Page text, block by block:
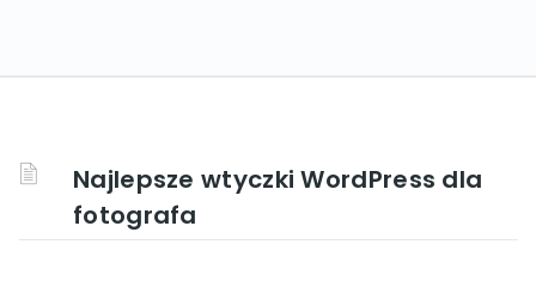
Najlepsze wtyczki WordPress dla
fotografa